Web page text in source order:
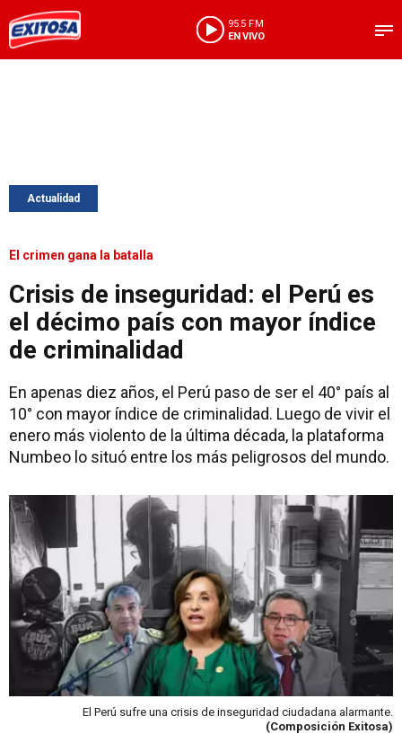
95.5 FM
EN VIVO
Actualidad
El crimen gana la batalla
Crisis de inseguridad: el Perú es
el décimo país con mayor índice
de criminalidad
En apenas diez años, el Perú paso de ser el 40° país al
10° con mayor índice de criminalidad. Luego de vivir el
enero más violento de la última década, la plataforma
Numbeo lo situó entre los más peligrosos del mundo.
El Perú sufre una crisis de inseguridad ciudadana alarmante.
(Composición Exitosa)